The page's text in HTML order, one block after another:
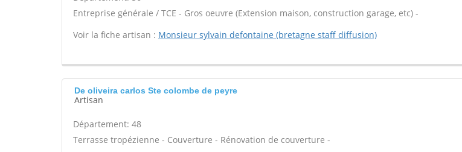
Entreprise générale / TCE - Gros oeuvre (Extension maison, construction garage, etc) -
Voir la fiche artisan : Monsieur sylvain defontaine (bretagne staff diffusion)
De oliveira carlos Ste colombe de peyre
Artisan
Département: 48
Terrasse tropézienne - Couverture - Rénovation de couverture -